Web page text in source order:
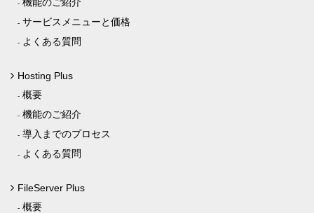
サービスメニューと価格
よくある質問
Hosting Plus
概要
機能のご紹介
導入までのプロセス
よくある質問
FileServer Plus
概要